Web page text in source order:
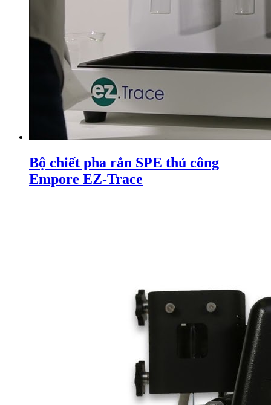
Bộ chiết pha rắn SPE thủ công
Empore EZ-Trace